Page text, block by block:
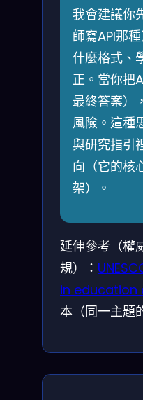
我會建議你
師寫API那
什麼格式、
正。當你把
最終答案）
風險。這種
與研究指引
向（它的核
架）。
延伸參考（權
規）：
in education
本（同一主題